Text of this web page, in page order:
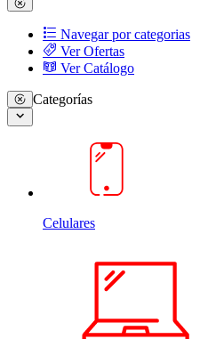
Navegar por categorias
Ver Ofertas
Ver Catálogo
Categorías
Celulares